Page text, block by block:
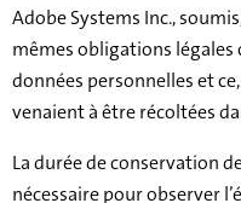
Adobe Systems Inc.,
mêmes obligations
données personnelles et
venaient à être récoltées
La durée de conservation
nécessaire pour observer